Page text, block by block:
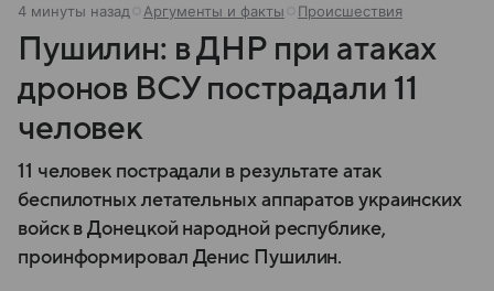
4 минуты назад Аргументы и факты Происшествия
Пушилин: в ДНР при атаках
дронов ВСУ пострадали 11
человек
11 человек пострадали в результате атак
беспилотных летательных аппаратов украинских
войск в Донецкой народной республике,
проинформировал Денис Пушилин.